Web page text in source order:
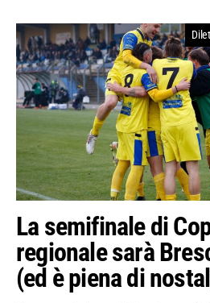
La semifinale di
regionale sarà
(ed è piena di